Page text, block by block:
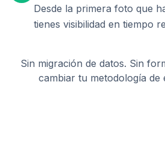
Desde la primera foto que
tienes visibilidad en tiempo
Sin migración de datos. Sin
cambiar tu metodología de